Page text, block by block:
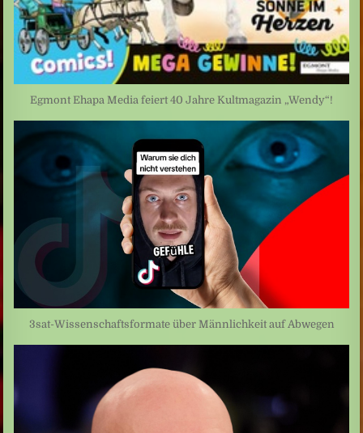
Egmont Ehapa Media feiert 40 Jahre Kultmagazin „Wendy“!
3sat-Wissenschaftsformate über Männlichkeit auf Abwegen